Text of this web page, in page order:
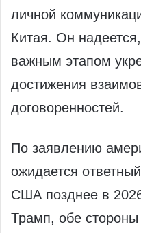
личной
Китая. Он
важным этапом
достижения
договоренностей.
По заявлению
ожидается
США позднее в
Трамп, обе